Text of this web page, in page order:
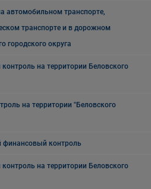
автомобильном транспорте,
транспорте и в дорожном
городского округа
на территории Беловского
на территории "Беловского
финансовый контроль
на территории Беловского